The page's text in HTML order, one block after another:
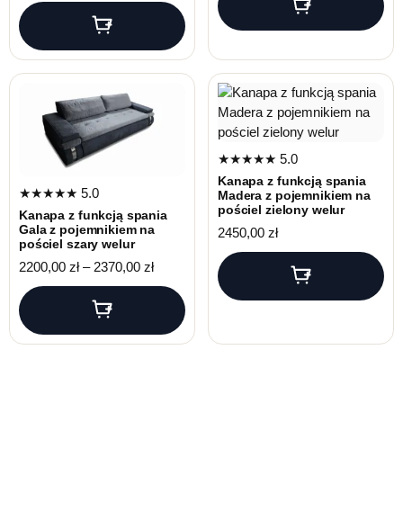
★★★★★ 5.0
Kanapa z funkcją spania
Gala z pojemnikiem na
pościel szary welur
2200,00 zł – 2370,00 złZakres cen: od 2200,00 zł do 2370,00 zł
★★★★★ 5.0
Kanapa z funkcją spania
Madera z pojemnikiem na
pościel zielony welur
2450,00 zł